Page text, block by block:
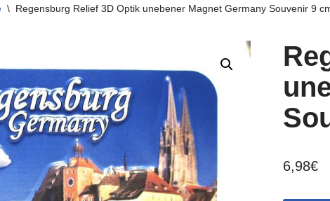
\ Regensburg Relief 3D Optik unebener Magnet Germany Souvenir 9
6,98€